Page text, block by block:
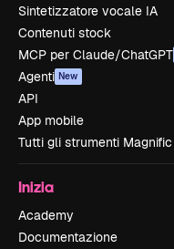
Sintetizzatore vocale IA
Contenuti stock
MCP per Claude/ChatGPT
Agenti New
API
App mobile
Tutti gli strumenti Magnific
Inizia
Academy
Documentazione